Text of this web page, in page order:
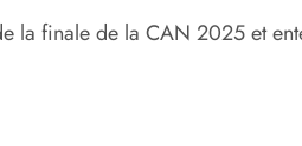
la finale de la CAN 2025 et